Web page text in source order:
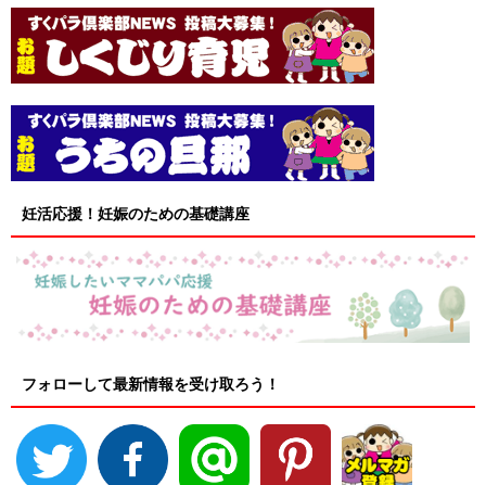
妊活応援！妊娠のための基礎講座
フォローして最新情報を受け取ろう！